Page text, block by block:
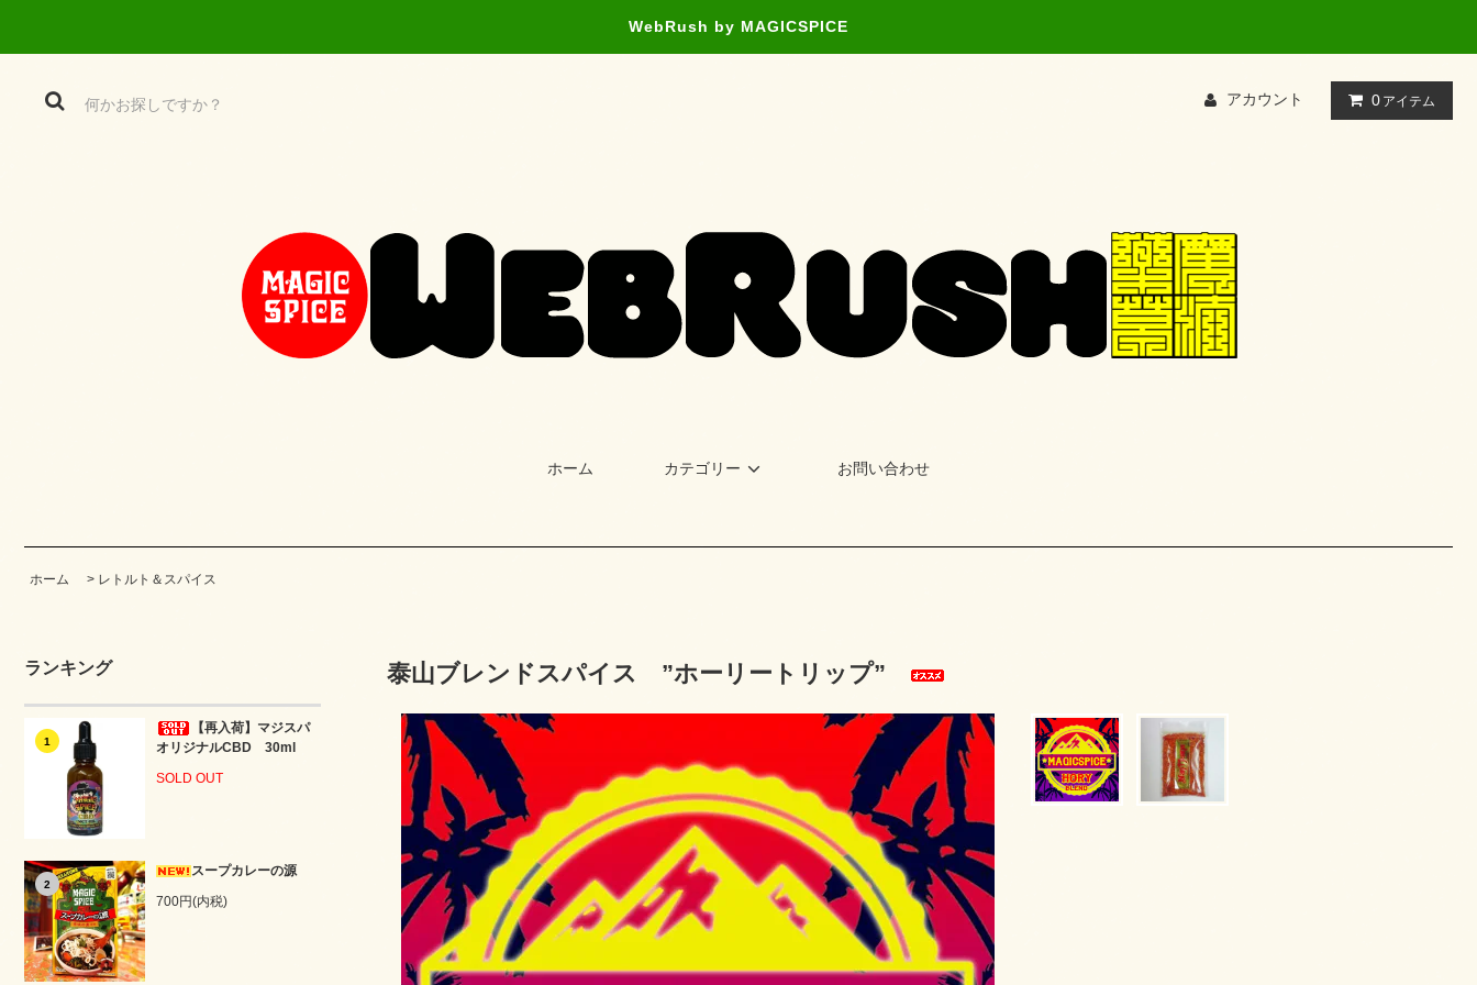
WebRush by MAGICSPICE
アカウント 0 アイテム
ホーム カテゴリー お問い合わせ
ホーム > レトルト＆スパイス
ランキング
1
【再入荷】マジスパ
オリジナルCBD 30ml
SOLD OUT
2
スープカレーの源
700円(内税)
泰山ブレンドスパイス ”ホーリートリップ”